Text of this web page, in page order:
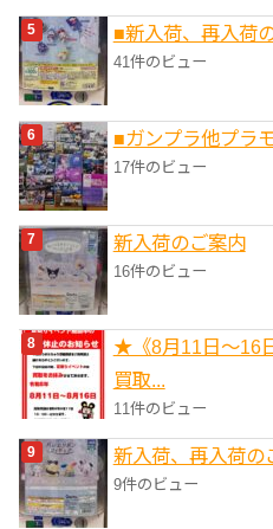
■新入荷、再入荷
41件のビュー
■ガンプラ他プラ
17件のビュー
新入荷のご案内
16件のビュー
★《8月11日～16
買取...
11件のビュー
新入荷、再入荷の
9件のビュー